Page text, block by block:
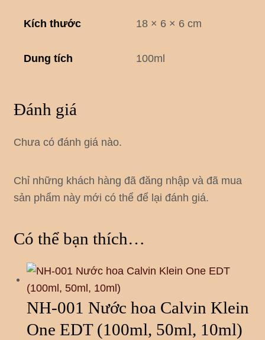
Kích thước 18 × 6 × 6 cm
Dung tích 100ml
Đánh giá
Chưa có đánh giá nào.
Chỉ những khách hàng đã đăng nhập và đã mua
sản phẩm này mới có thể để lại đánh giá.
Có thể bạn thích…
NH-001 Nước hoa Calvin Klein
One EDT (100ml, 50ml, 10ml)